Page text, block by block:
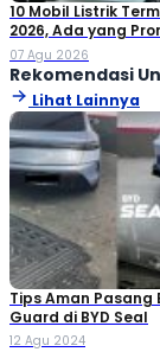
10 Mobil Listrik
2026, Ada yang
Jutaan!
07 Agu 2026
Rekomendasi
Lihat Lainnya
Tips Aman Pasang
Guard di BYD Seal
12 Agu 2024